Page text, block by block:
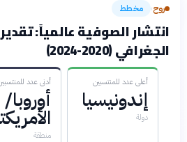
مخطط
الصوفية عالمياً: تقديرات
(2020-2024)
أعلى عدد للمنتسبين
إندونيسيا
أدنى عدد للمنتسبين
أوروبا/
الأمريكتين